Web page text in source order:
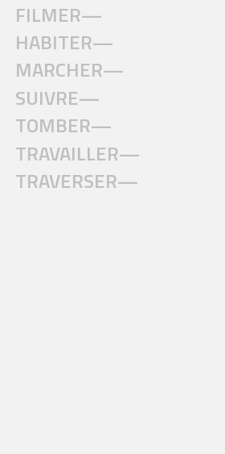
FILMER—
HABITER—
MARCHER—
SUIVRE—
TOMBER—
TRAVAILLER—
TRAVERSER—